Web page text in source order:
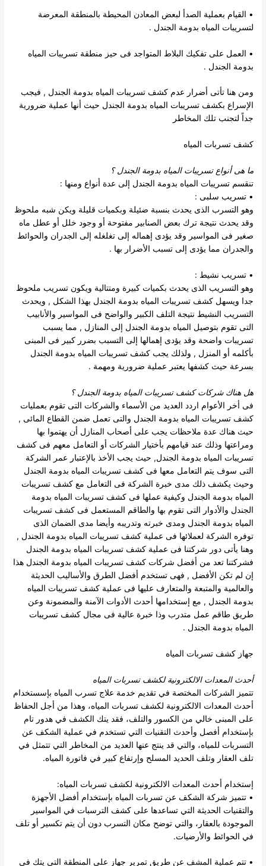
• القيام بعملية الصدأ لبعض المعادن المحيطة بالمنطقة المعرضة
لتسريبات المياه بدومة الجندل .
• العمل على تفكيك البلاط المتواجد فى حيز منطقة تسريبات المياه
بدومة الجندل .
ومن هنا تأتى أضرار عدم كشف تسريبات المياه بدومة الجندل , فيجب
الإسراع بكشف تسريبات المياه بدومة الجندل حيث أنها عملية ضرورية
جداً لتجنب تلك المخاطر
كشف تسربات المياه
ما هى أنواع تسريبات المياه بدومة الجندل؟
تنقسمتسريبات المياه بدومة الجندل إلى عدة أنواع ومنها :
• تسريب سلبى :
وهو التسرب الذى يحدث بنسبة ضئيلة وبكميات قليلة ويكن شبه ملحوظ
وقد يحدث نتيجة ترك بعض الصنابير مفتوحة أو وجود خلل أو عطل ماه
صغير فى المواسير وقد يؤدى إهماله إلى تغلغله إلى الجدران والحوائط
والجدران مما يؤدى إلى تسبب الأضرار بها .
• تسريب نشيط :
وهو التسريب الذى يحدث بكميات كبيرة ومتتالية ويكون تسريب ملحوظ
جدا ويسهل كشف تسريبات المياه بدومة الجندل بهذا الشكل , ويحدث
التسريب النشيط نتيجة التلف الكبير والواضح فى المواسير والأنابيب
التى تقوم بتوصيل المياه بدومة الجندل إلى المنازل , مما يسبب
تسريبات واضحة وقد يؤدى إهمالها إلى التسبب بضرر كبير فى المبنى
بأكلمه أو المنزل , ولذلك يجب كشف تسريبات المياه بدومة الجندل
بسرعة حيث كشفها يعتبر عملية ضرورية ومهمة .
هل هناك شركات كشف تسريبات المياه بدومة الجندل؟
فى أخر الأعوام اردد العديد من الأسماء والشركات التى تقوم بعمليات
كشف تسريبات المياه بدومة الجندل والتى تعمل ضمن القطاع المائى ,
حيث هناك عدة ملاحظات يجب على أصحاب المنازل أن يهتموا بها
ومراعتها وذلك عند قيامهم بأختيار الشركات أو التعامل معهم فى كشف
تسريبات المياه بدومة الجندل, حيث يجب الأخذ بالإعتبار عمر الشركة
التى سوف يتم التعامل معها فى كشف تسريبات المياه بدومة الجندل
وحيث يكشف ذلك مدى خبرة الشركة فى التعامل مع كشف تسريبات
المياه بدومة الجندل وكيفية عملها فى كشف تسريبات المياه بدومة
الجندل والأدوار التى تقوم بها والطاقم المستعمل فى كشف تسريبات
المياه بدومة الجندل ومدى خبرته وتدريبه وأيضا مدى الضمان الذى
توفره الشركة لعملائها فى عملية كشف تسريبات المياه بدومة الجندل ,
وهنا يأتى دور شركتنا فى عملية كشف تسريبات المياه بدومة الجندل
فشركتنا تعد من أفضل شركات كشف تسريبات المياه بدومة الجندل هذا
إن لم تكن الأفضل , فهى تستخدم أفضل الطرق والأساليب الحديثة
والعالمية والمتبعة والمتعارف عليها فى عملية كشف تسريبات المياه
بدومة الجندل , مع إستخدامها أحدث الأدوات الآمنة والمضمونة وعن
طريق طاقم عمل متدرب وذا خبرة عالية فى مجال كشف تسريبات
المياه بدومة الجندل .
جهاز كشف تسربات المياه
أحدث المعدات الالكترونية لكشف تسربات المياه
تتميز الشركات المختصة في تقديم خدمة علاج تسرب المياه بإسستخدام
أحدث المعدات الالكترونية لكشف تسربات المياه، وهذا من أجل الحفاظ
على المبنى خالي من الكسور والتلف، فقد يتك الكشف في هدور تام
بإستخدام أفصل وأحدث التقنيات التي تستخدم في عملية الشكف عن
التسربات للمياه، والتي قد ينتج عنها العديد من المخاطر التي تتمثل في
تلف العقار وتلف الحديد المسلح وإرتفاع كبير في فاتورة المياه.
إستخدام أحدث المعدات الالكترونية لكشف تسربات المياه:
• تتميز شركة الشكف عن تسربات المياه بإستخدام أفضل الأجهزة
والتقنيات الحديثة التي تساعدها على كشف الترسبات في المواسير
الموجودة بالعقار، والتي توضح مكان التسرب دون أن يتم تكسير أو تلف
في الحوائط والأرضيات.
• تتم عملية المشف عن طريق تمرير جهاز على المنطقة التي يتك في